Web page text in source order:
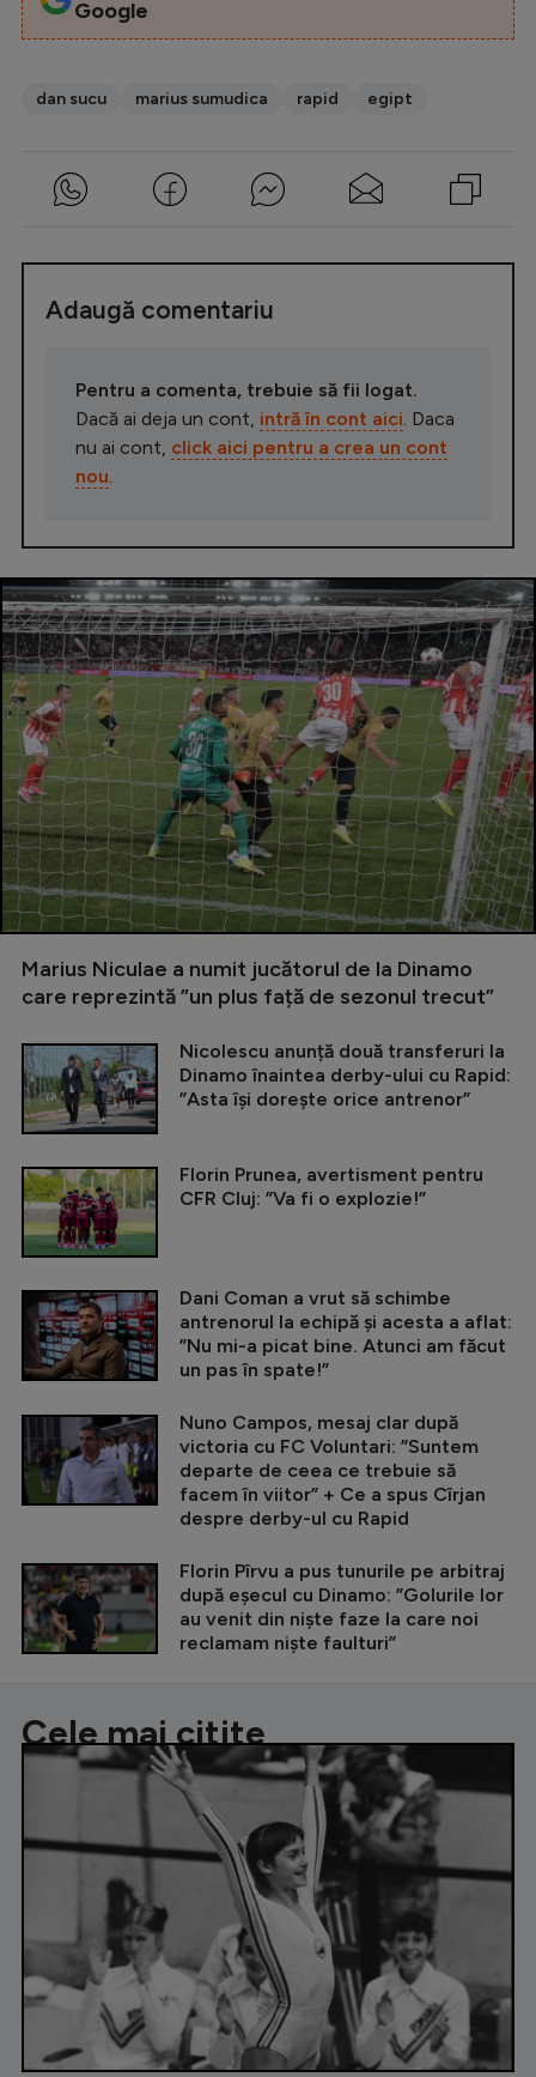
Google
dan sucu marius sumudica rapid egipt
Adaugă comentariu
Pentru a comenta, trebuie să fii logat.
Dacă ai deja un cont, intră în cont aici . Daca
nu ai cont, click aici pentru a crea un cont
nou
Marius Niculae a numit jucătorul de la Dinamo
care reprezintă ”un plus față de sezonul trecut”
Nicolescu anunță două transferuri la
Dinamo înaintea derby-ului cu Rapid:
”Asta își dorește orice antrenor”
Florin Prunea, avertisment pentru
CFR Cluj: ”Va fi o explozie!”
Dani Coman a vrut să schimbe
antrenorul la echipă și acesta a aflat:
”Nu mi-a picat bine. Atunci am făcut
un pas în spate!”
Nuno Campos, mesaj clar după
victoria cu FC Voluntari: ”Suntem
departe de ceea ce trebuie să
facem în viitor” + Ce a spus Cîrjan
despre derby-ul cu Rapid
Florin Pîrvu a pus tunurile pe arbitraj
după eșecul cu Dinamo: ”Golurile lor
au venit din niște faze la care noi
reclamam niște faulturi”
Cele mai citite